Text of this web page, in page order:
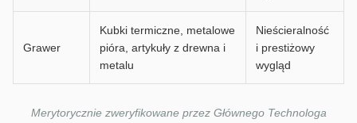
Grawer
Kubki termiczne, metalowe
pióra, artykuły z drewna i
metalu
Nieścieralność
i prestiżowy
wygląd
Merytorycznie zweryfikowane przez Głównego Technologa